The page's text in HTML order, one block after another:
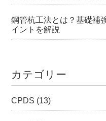
鋼管杭工法とは？基礎補
イントを解説
カテゴリー
CPDS (13)